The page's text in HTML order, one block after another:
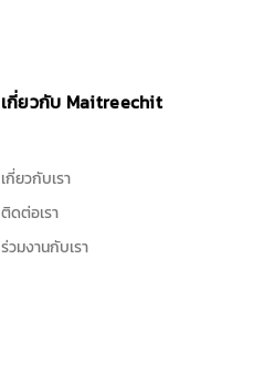
เกี่ยวกับ Maitreechit
เกี่ยวกับเรา
ติดต่อเรา
ร่วมงานกับเรา